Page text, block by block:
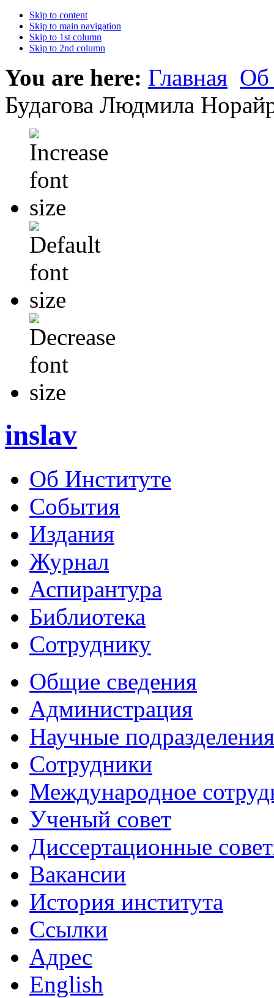
Skip to content
Skip to main navigation
Skip to 1st column
Skip to 2nd column
You are here: Главная Об
Будагова Людмила
inslav
Об Институте
События
Издания
Журнал
Аспирантура
Библиотека
Сотруднику
Общие сведения
Администрация
Научные подразделения
Сотрудники
Международное
Ученый совет
Диссертационные
Вакансии
История института
Ссылки
Адрес
English